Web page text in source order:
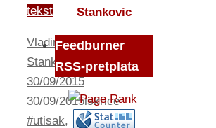
tekst
Vladimir
Stankovic
30/09/2015
30/09/2015iskrice
#utisak,
Stankovic
Feedburner
RSS-pretplata